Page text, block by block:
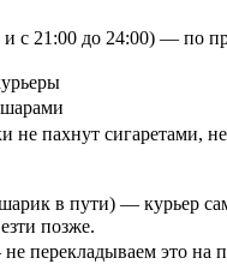
с 21:00 до 24:00) — по
не пахнут сигаретами,
в пути) — курьер
позже.
не перекладываем это на